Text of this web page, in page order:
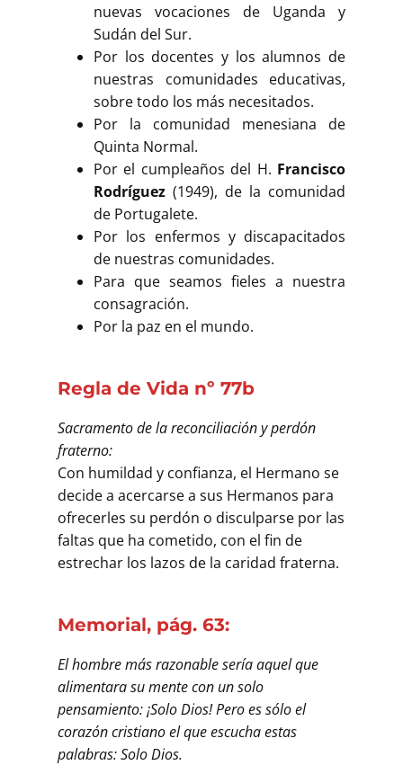
nuevas vocaciones de Uganda y
Sudán del Sur.
Por los docentes y los alumnos de
nuestras comunidades educativas,
sobre todo los más necesitados.
Por la comunidad menesiana de
Quinta Normal.
Por el cumpleaños del H. Francisco
Rodríguez (1949), de la comunidad
de Portugalete.
Por los enfermos y discapacitados
de nuestras comunidades.
Para que seamos fieles a nuestra
consagración.
Por la paz en el mundo.
Regla de Vida nº 77b
Sacramento de la reconciliación y perdón
fraterno:
Con humildad y confianza, el Hermano se
decide a acercarse a sus Hermanos para
ofrecerles su perdón o disculparse por las
faltas que ha cometido, con el fin de
estrechar los lazos de la caridad fraterna.
Memorial, pág. 63:
El hombre más razonable sería aquel que
alimentara su mente con un solo
pensamiento: ¡Solo Dios! Pero es sólo el
corazón cristiano el que escucha estas
palabras: Solo Dios.